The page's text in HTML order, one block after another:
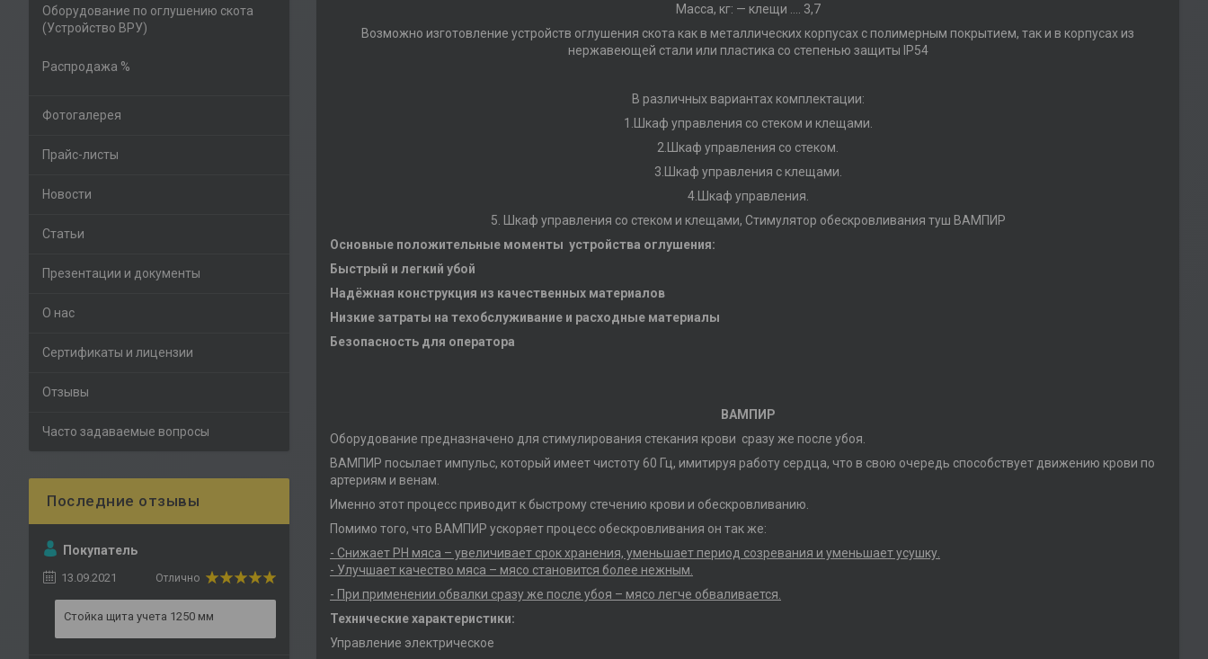
Масса, кг: — клещи …. 3,7
Возможно изготовление устройств оглушения скота как в металлических корпусах с полимерным покрытием, так и в корпусах из
нержавеющей стали или пластика со степенью защиты IP54
В различных вариантах комплектации:
1.Шкаф управления со стеком и клещами.
2.Шкаф управления со стеком.
3.Шкаф управления с клещами.
4.Шкаф управления.
5. Шкаф управления со стеком и клещами, Стимулятор обескровливания туш ВАМПИР
Основные положительные моменты устройства оглушения:
Быстрый и легкий убой
Надёжная конструкция из качественных материалов
Низкие затраты на техобслуживание и расходные материалы
Безопасность для оператора
ВАМПИР
Оборудование предназначено для стимулирования стекания крови сразу же после убоя.
ВАМПИР посылает импульс, который имеет чистоту 60 Гц, имитируя работу сердца, что в свою очередь способствует движению крови по
артериям и венам.
Именно этот процесс приводит к быстрому стечению крови и обескровливанию.
Помимо того, что ВАМПИР ускоряет процесс обескровливания он так же:
- Снижает PH мяса – увеличивает срок хранения, уменьшает период созревания и уменьшает усушку.
- Улучшает качество мяса – мясо становится более нежным.
- При применении обвалки сразу же после убоя – мясо легче обваливается.
Технические характеристики:
Управление электрическое
Оборудование по оглушению скота
(Устройство ВРУ)
Распродажа %
Фотогалерея
Прайс-листы
Новости
Статьи
Презентации и документы
О нас
Сертификаты и лицензии
Отзывы
Часто задаваемые вопросы
Покупатель
13.09.2021 Отлично
Стойка щита учета 1250 мм